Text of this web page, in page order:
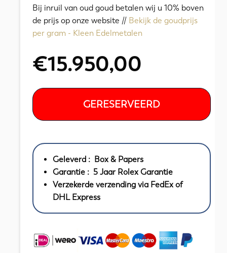
Bij inruil van oud goud betalen wij u 10% boven
de prijs op onze website // Bekijk de goudprijs
per gram - Kleen Edelmetalen
€15.950,00
GERESERVEERD
Geleverd : Box & Papers
Garantie : 5 Jaar Rolex Garantie
Verzekerde verzending via FedEx of
DHL Express